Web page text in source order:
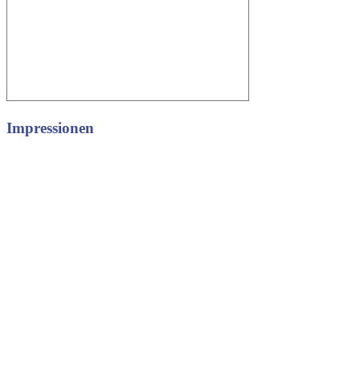
Impressionen